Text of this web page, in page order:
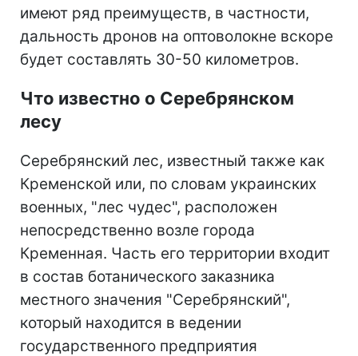
имеют ряд преимуществ, в частности,
дальность дронов на оптоволокне вскоре
будет составлять 30-50 километров.
Что известно о Серебрянском
лесу
Серебрянский лес, известный также как
Кременской или, по словам украинских
военных, "лес чудес", расположен
непосредственно возле города
Кременная. Часть его территории входит
в состав ботанического заказника
местного значения "Серебрянский",
который находится в ведении
государственного предприятия